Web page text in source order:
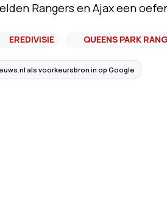
Rangers en Ajax een
EREDIVISIE QUEENS PARK
als voorkeursbron in op Google